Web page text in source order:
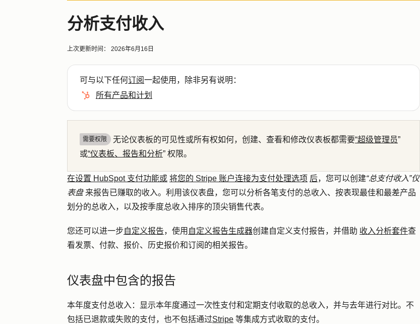
分析支付收入
上次更新时间： 2026年6月16日
可与以下任何订阅一起使用，除非另有说明：
所有产品和计划
需要权限 无论仪表板的可见性或所有权如何，创建、查看和修改仪表板都需要“超级管理员”
或“仪表板、报告和分析” 权限。
在设置 HubSpot 支付功能或 将您的 Stripe 账户连接为支付处理选项 后，您可以创建“总支付收入”仪
表盘来报告已赚取的收入。利用该仪表盘，您可以分析各笔支付的总收入、按表现最佳和最差产品
划分的总收入，以及按季度总收入排序的顶尖销售代表。
您还可以进一步自定义报告，使用 自定义报告生成器创建自定义支付报告，并借助 收入分析套件查
看发票、付款、报价、历史报价和订阅的相关报告。
仪表盘中包含的报告
本年度支付总收入：
显示本年度通过一次性支付和定期支付收取的总收入，并与去年进行对比。不
包括已退款或失败的支付，也不包括通过Stripe 等集成方式收取的支付。